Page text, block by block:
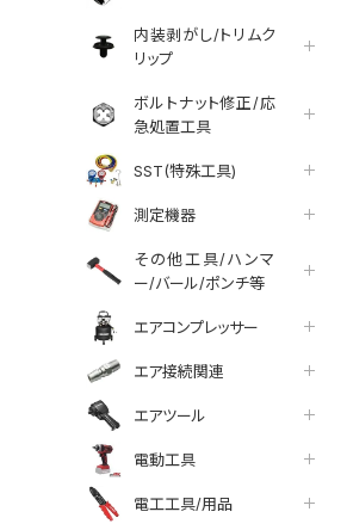
内装剥がし/トリムク
リップ
ボルトナット修正/応
急処置工具
SST(特殊工具)
測定機器
その他工具/ハンマ
ー/バール/ポンチ等
エアコンプレッサー
エア接続関連
エアツール
電動工具
電工工具/用品